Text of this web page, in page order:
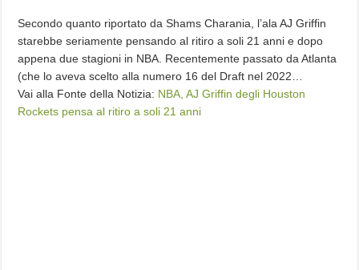
Secondo quanto riportato da Shams Charania, l’ala AJ Griffin
starebbe seriamente pensando al ritiro a soli 21 anni e dopo
appena due stagioni in NBA. Recentemente passato da Atlanta
(che lo aveva scelto alla numero 16 del Draft nel 2022…
Vai alla Fonte della Notizia: NBA, AJ Griffin degli Houston
Rockets pensa al ritiro a soli 21 anni